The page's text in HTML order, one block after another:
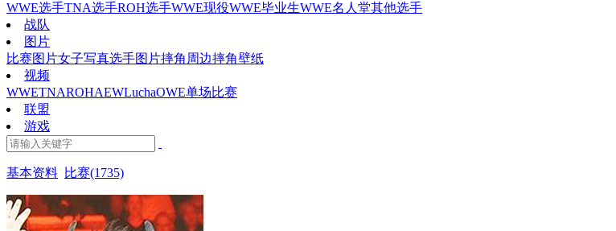
WWE选手TNA选手ROH选手WWE现役WWE毕业生WWE名人堂其他选手
战队
图片
比赛图片女子写真选手图片摔角周边摔角壁纸
视频
WWETNAROHAEWLuchaOWE单场比赛
联盟
游戏
基本资料 比赛(1735)